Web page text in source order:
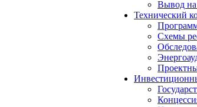
Вывод на
Технический
Схемы